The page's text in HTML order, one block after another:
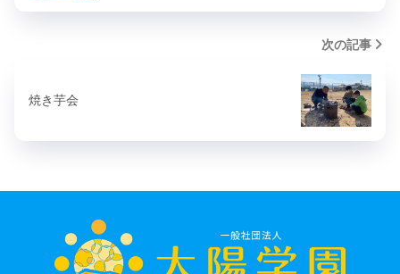
次の記事
焼き芋会